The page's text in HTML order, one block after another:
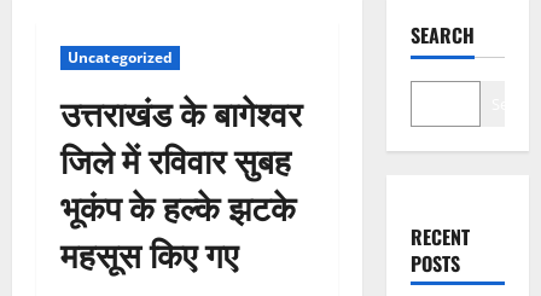
Uncategorized
उत्तराखंड के बागेश्वर
जिले में रविवार सुबह
भूकंप के हल्के झटके
महसूस किए गए
SEARCH
RECENT
POSTS